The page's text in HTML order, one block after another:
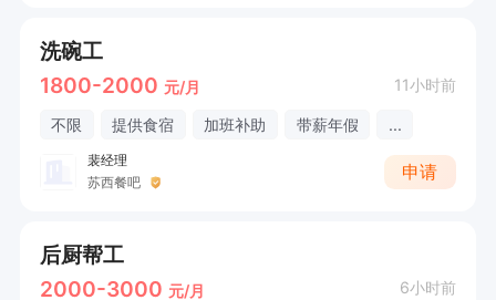
洗碗工
1800-2000 元/月 11小时前
不限 提供食宿 加班补助 带薪年假 ...
裴经理
苏西餐吧
申请
后厨帮工
2000-3000 元/月 6小时前